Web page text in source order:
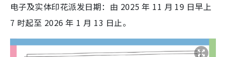
电子及实体印花派发日期：由 2025 年 11 月 19 日早上
7 时起至 2026 年 1 月 13 日止。